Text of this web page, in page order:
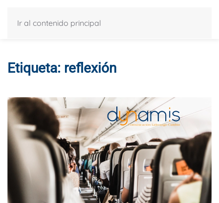
Ir al contenido principal
Etiqueta: reflexión